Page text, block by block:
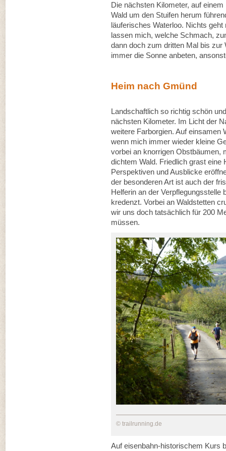
Die nächsten Kilometer, auf
Wald um den Stuifen herum
läuferisches Waterloo. Nichts
lassen mich, welche Schmach,
dann doch zum dritten Mal bis zur
immer die Sonne anbeten,
Heim nach Gmünd
Landschaftlich so richtig schön
nächsten Kilometer. Im Licht der
weitere Farborgien. Auf einsamen
wenn mich immer wieder kleine
vorbei an knorrigen Obstbäumen,
dichtem Wald. Friedlich grast eine
Perspektiven und Ausblicke
der besonderen Art ist auch der
Helferin an der Verpflegungsstelle
kredenzt. Vorbei an Waldstetten
wir uns doch tatsächlich für 200
müssen.
© trailrunning.de
Auf eisenbahn-historischem Kurs